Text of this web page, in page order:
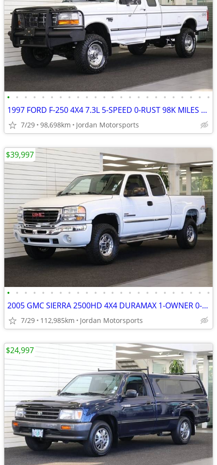
• • • • • • • • • • • • • • • • • • • • • • • •
1997 FORD F-250 4X4 7.3L 5-SPEED 0-RUST 98K MILES F250 F350 1996 1995
7/29 98,698km Jordan Motorsports
• • • • • • • • • • • • • • • • • • • • • • • •
2005 GMC SIERRA 2500HD 4X4 DURAMAX 1-OWNER 0-RUST silverado 2006 2004
7/29 112,985km Jordan Motorsports
$39,997
$24,997